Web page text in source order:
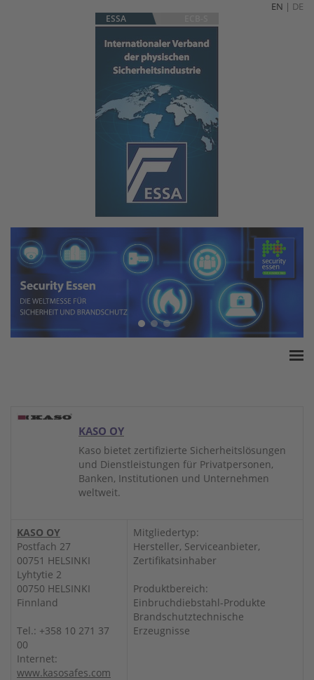
EN | DE
ESSA
Versicherungssummen
KASO OY
Kaso bietet zertifizierte Sicherheitslösungen
und Dienstleistungen für Privatpersonen,
Banken, Institutionen und Unternehmen
weltweit.
KASO OY
Postfach 27
00751 HELSINKI
Lyhtytie 2
00750 HELSINKI
Finnland
Tel.: +358 10 271 37
00
Internet:
www.kasosafes.com
Mitgliedertyp:
Hersteller, Serviceanbieter,
Zertifikatsinhaber
Produktbereich:
Einbruchdiebstahl-Produkte
Brandschutztechnische
Erzeugnisse